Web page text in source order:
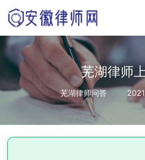
芜湖律师
芜湖律师问答